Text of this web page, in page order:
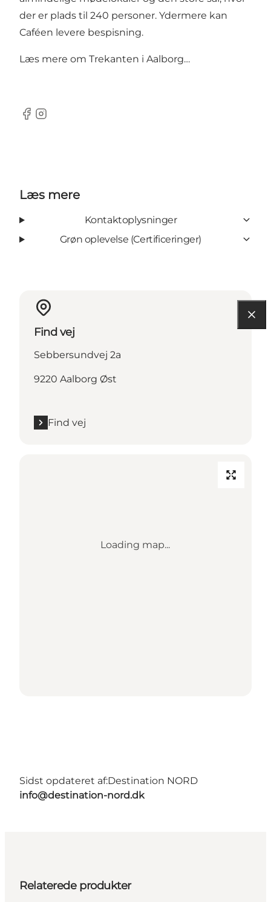
der er plads til 240 personer. Ydermere kan
Caféen levere bespisning.
Læs mere om Trekanten i Aalborg…
Facebook
Instagram
Læs mere
Kontaktoplysninger
Grøn oplevelse (Certificeringer)
Find vej
Sebbersundvej 2a
9220 Aalborg Øst
Find vej
Loading map...
Sidst opdateret af:Destination NORD
info@destination-nord.dk
Relaterede produkter